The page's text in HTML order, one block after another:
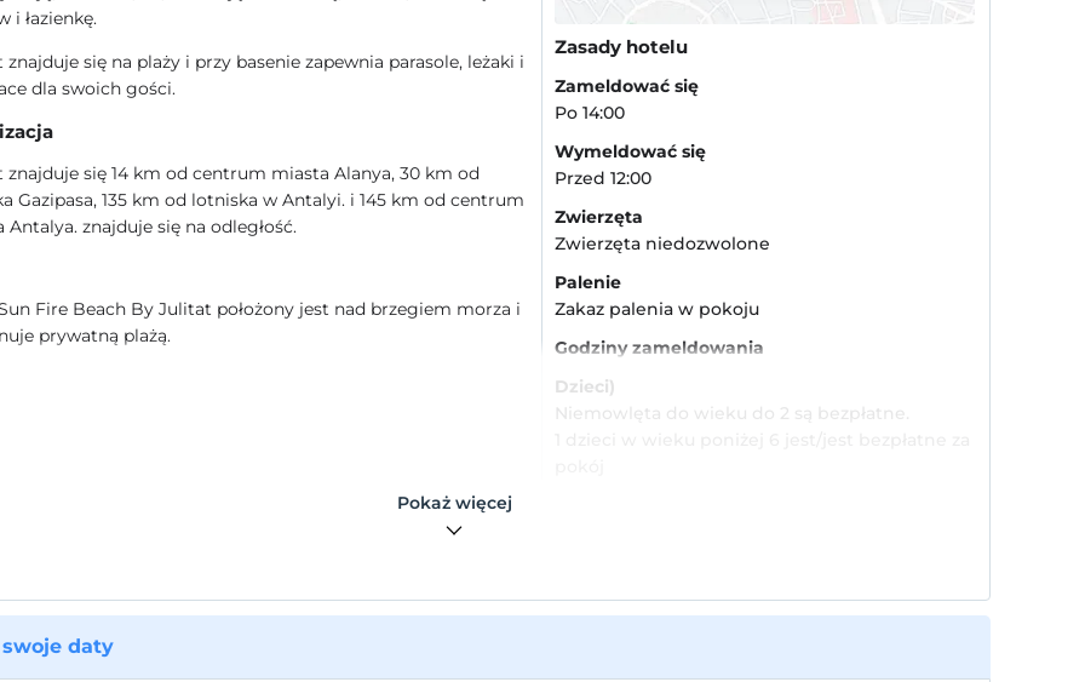
i łazienkę.
znajduje się na plaży i przy basenie zapewnia parasole, leżaki i
dla swoich gości.
znajduje się 14 km od centrum miasta Alanya, 30 km od
Gazipasa, 135 km od lotniska w Antalyi. i 145 km od centrum
Antalya. znajduje się na odległość.
Fire Beach By Julitat położony jest nad brzegiem morza i
prywatną plażą.
Zasady hotelu
Zameldować się
Po 14:00
Wymeldować się
Przed 12:00
Zwierzęta
Zwierzęta niedozwolone
Palenie
Zakaz palenia w pokoju
Godziny zameldowania
Dzieci)
Niemowlęta do wieku do 2 są bezpłatne.
Pokaż więcej
daty